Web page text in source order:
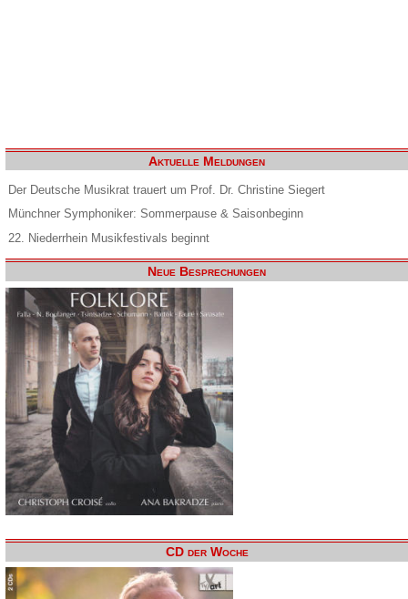
Aktuelle Meldungen
Der Deutsche Musikrat trauert um Prof. Dr. Christine Siegert
Münchner Symphoniker: Sommerpause & Saisonbeginn
22. Niederrhein Musikfestivals beginnt
Neue Besprechungen
CD der Woche